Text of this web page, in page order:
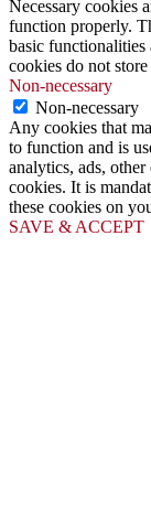
Necessary cookies
function properly.
basic functionalities
cookies do not
Non-necessary
Non-necessary
Any cookies that
to function and is
analytics, ads, other
cookies. It is
these cookies on
SAVE & ACCEPT